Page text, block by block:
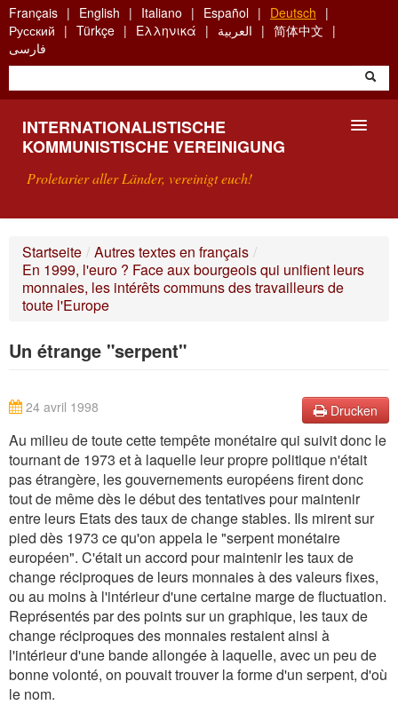
Skip
to
main
content
Français English Italiano Español
Deutsch
Русский
Türkçe Ελληνικά العربية
简体中文
فارسی
INTERNATIONALISTISCHE
KOMMUNISTISCHE VEREINIGUNG
Proletarier aller Länder, vereinigt euch!
WAS IST DIE IKV?
SUCHE
KONTAKT
Startseite / Autres textes en français /
En 1999, l'euro ? Face aux bourgeois qui unifient leurs
monnaies, les intérêts communs des travailleurs de
toute l'Europe
Un étrange "serpent"
Drucken
24 avril 1998
Au milieu de toute cette tempête monétaire qui suivit donc le
tournant de 1973 et à laquelle leur propre politique n'était
pas étrangère, les gouvernements européens firent donc
tout de même dès le début des tentatives pour maintenir
entre leurs Etats des taux de change stables. Ils mirent sur
pied dès 1973 ce qu'on appela le "serpent monétaire
européen". C'était un accord pour maintenir les taux de
change réciproques de leurs monnaies à des valeurs fixes,
ou au moins à l'intérieur d'une certaine marge de fluctuation.
Représentés par des points sur un graphique, les taux de
change réciproques des monnaies restaient ainsi à
l'intérieur d'une bande allongée à laquelle, avec un peu de
bonne volonté, on pouvait trouver la forme d'un serpent, d'où
le nom.